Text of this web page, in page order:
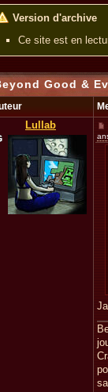
Version d'archive
Ce site est en
Good &
Lullab